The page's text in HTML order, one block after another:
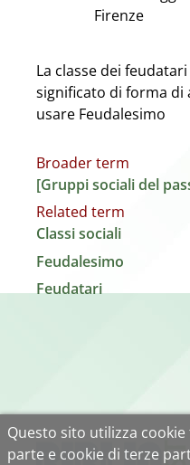
Firenze
La classe dei
significato di forma di
usare Feudalesimo
Broader term
[Gruppi sociali del
Related term
Classi sociali
Feudalesimo
Feudatari
Questo sito utilizza
parte e cookie di terze